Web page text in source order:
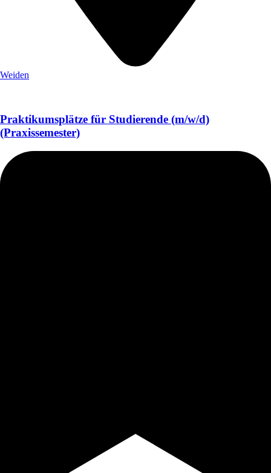
Weiden
Praktikumsplätze für Studierende (m/w/d)
(Praxissemester)